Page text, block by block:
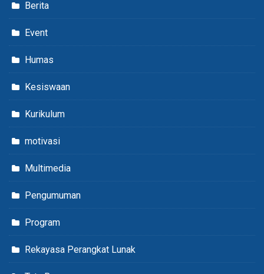
Berita
Event
Humas
Kesiswaan
Kurikulum
motivasi
Multimedia
Pengumuman
Program
Rekayasa Perangkat Lunak